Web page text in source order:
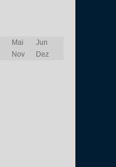
Mai
Jun
Nov
Dez